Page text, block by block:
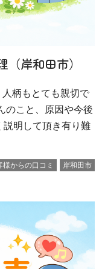
岸和田市）
柄もとても親切で
のこと、原因や今後
明して頂き有り難
様からの口コミ 岸和田市